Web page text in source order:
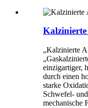
„Kalzinierte
einzigartiger,
durch einen
starke
Schwefel-
mechanische